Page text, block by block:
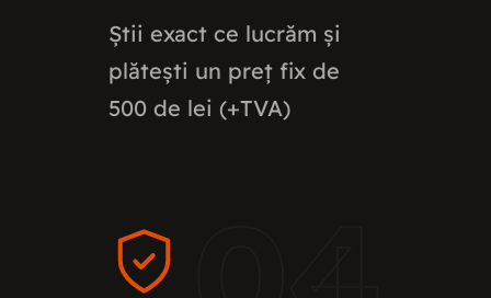
Știi exact ce lucrăm și
plătești un preț fix de
500 de lei (+TVA)